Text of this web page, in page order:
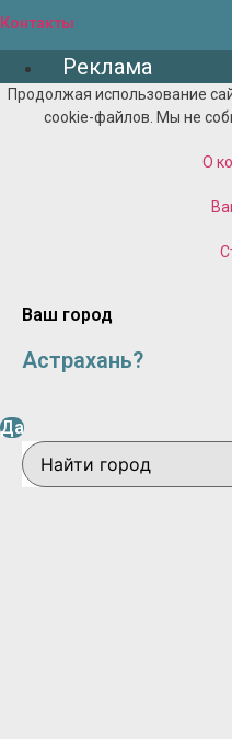
Контакты
Реклама
Продолжая использование
cookie-файлов. Мы не
О
Ваш город
Астрахань?
Да